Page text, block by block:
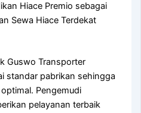
Hiace Premio sebagai
Sewa Hiace Terdekat
Guswo Transporter
standar pabrikan sehingga
Pengemudi
pelayanan terbaik